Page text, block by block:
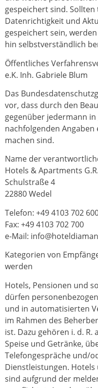
gespeichert sind.
Datenrichtigkeit und
gespeichert sein,
hin selbstverständlich
Öffentliches
e.K. Inh. Gabriele Blum
Das
vor, dass durch den
gegenüber jedermann
nachfolgenden
machen sind.
Name der
Hotels & Apartments
Schulstraße 4
22880 Wedel
Telefon: +49 4103 702
Fax: +49 4103 702 700
e-Mail:
Kategorien von
werden
Hotels, Pensionen und
dürfen
und in automatisierten
im Rahmen des
ist. Dazu gehören i. d.
Speise und Getränke,
Telefongespräche und/
Dienstleistungen.
sind aufgrund der